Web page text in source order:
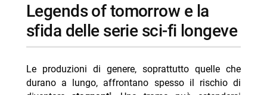
- produzione e figure creative: showrunner, regia e
scrittura
-- Scopri di più da Jump the shark
legends of tomorrow e la
sfida delle serie sci-fi longeve
Le produzioni di genere, soprattutto quelle che
durano a lungo, affrontano spesso il rischio di